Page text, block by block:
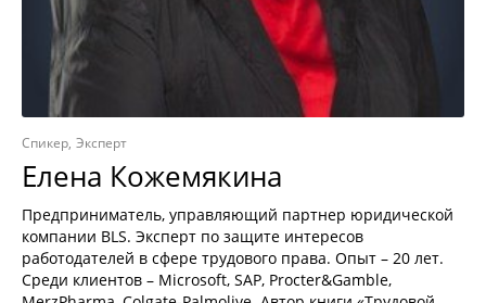
Спикер Эксперт
Елена Кожемякина
Предприниматель, управляющий партнер юридической
компании BLS. Эксперт по защите интересов
работодателей в сфере трудового права. Опыт – 20 лет.
Среди клиентов – Microsoft, SAP, Procter&Gamble,